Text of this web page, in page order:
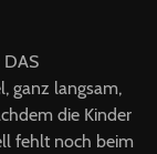
DAS
ganz langsam,
die Kinder
fehlt noch beim